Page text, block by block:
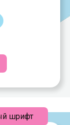
шрифт